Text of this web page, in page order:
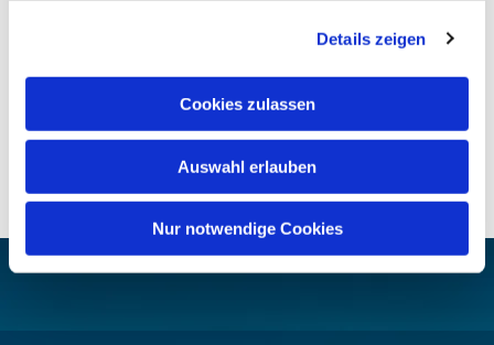
Details zeigen
Cookies zulassen
Auswahl erlauben
Nur notwendige Cookies